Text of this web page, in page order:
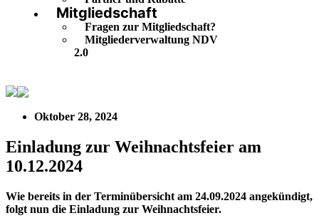
Mitgliedschaft
Fragen zur Mitgliedschaft?
Mitgliederverwaltung NDV
2.0
Oktober 28, 2024
Einladung zur Weihnachtsfeier am
10.12.2024
Wie bereits in der Terminübersicht am 24.09.2024 angekündigt,
folgt nun die Einladung zur Weihnachtsfeier.